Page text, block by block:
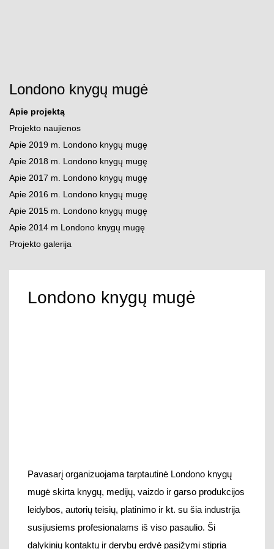
Londono knygų mugė
Apie projektą
Projekto naujienos
Apie 2019 m. Londono knygų mugę
Apie 2018 m. Londono knygų mugę
Apie 2017 m. Londono knygų mugę
Apie 2016 m. Londono knygų mugę
Apie 2015 m. Londono knygų mugę
Apie 2014 m Londono knygų mugę
Projekto galerija
Londono knygų mugė
Pavasarį organizuojama tarptautinė Londono knygų
mugė skirta knygų, medijų, vaizdo ir garso produkcijos
leidybos, autorių teisių, platinimo ir kt. su šia industrija
susijusiems profesionalams iš viso pasaulio. Ši
dalykinių kontaktų ir derybų erdvė pasižymi stipria